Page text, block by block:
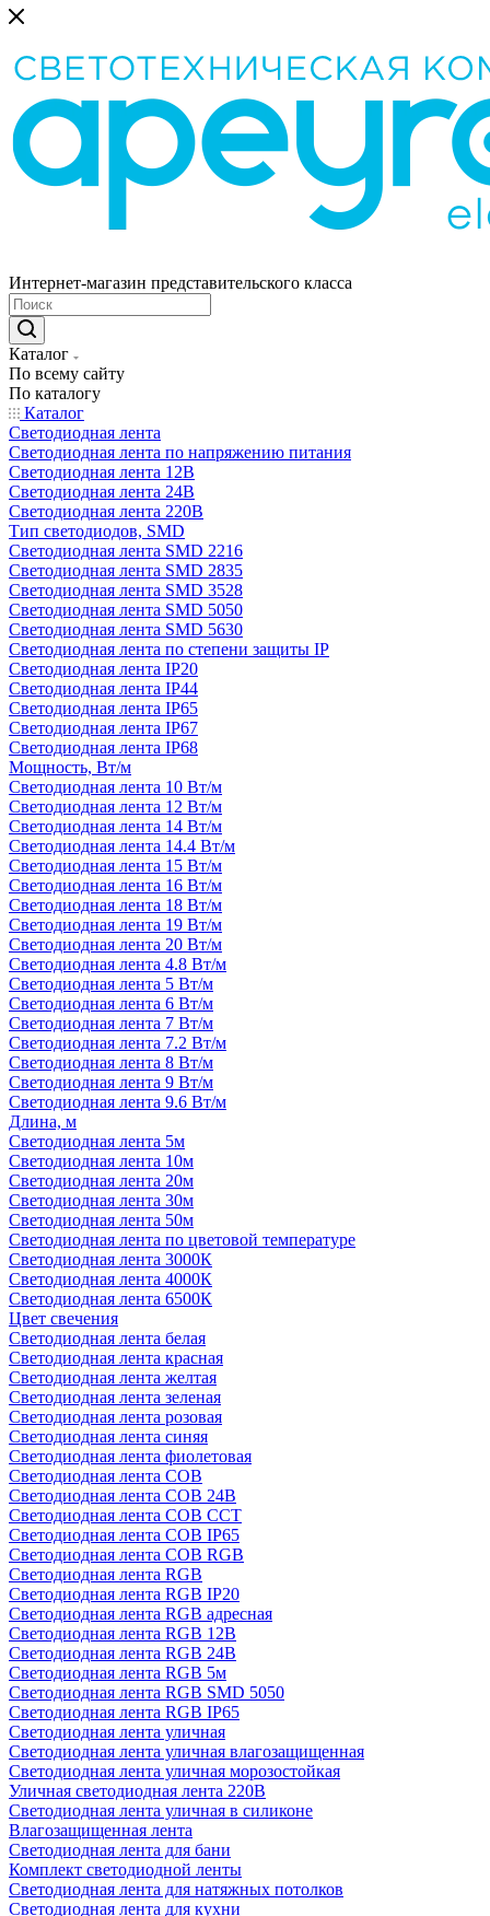
Интернет-магазин представительского класса
Каталог
По всему сайту
По каталогу
Каталог
Светодиодная лента
Светодиодная лента по напряжению питания
Светодиодная лента 12В
Светодиодная лента 24В
Светодиодная лента 220В
Тип светодиодов, SMD
Cветодиодная лента SMD 2216
Светодиодная лента SMD 2835
Светодиодная лента SMD 3528
Светодиодная лента SMD 5050
Светодиодная лента SMD 5630
Светодиодная лента по степени защиты IP
Светодиодная лента IP20
Светодиодная лента IP44
Светодиодная лента IP65
Светодиодная лента IP67
Светодиодная лента IP68
Мощность, Вт/м
Светодиодная лента 10 Вт/м
Светодиодная лента 12 Вт/м
Светодиодная лента 14 Вт/м
Светодиодная лента 14.4 Вт/м
Светодиодная лента 15 Вт/м
Светодиодная лента 16 Вт/м
Светодиодная лента 18 Вт/м
Светодиодная лента 19 Вт/м
Светодиодная лента 20 Вт/м
Светодиодная лента 4.8 Вт/м
Светодиодная лента 5 Вт/м
Светодиодная лента 6 Вт/м
Светодиодная лента 7 Вт/м
Светодиодная лента 7.2 Вт/м
Светодиодная лента 8 Вт/м
Светодиодная лента 9 Вт/м
Светодиодная лента 9.6 Вт/м
Длина, м
Светодиодная лента 5м
Светодиодная лента 10м
Светодиодная лента 20м
Светодиодная лента 30м
Светодиодная лента 50м
Светодиодная лента по цветовой температуре
Светодиодная лента 3000К
Светодиодная лента 4000К
Светодиодная лента 6500К
Цвет свечения
Светодиодная лента белая
Светодиодная лента красная
Светодиодная лента желтая
Светодиодная лента зеленая
Светодиодная лента розовая
Светодиодная лента синяя
Светодиодная лента фиолетовая
Светодиодная лента COB
Светодиодная лента COB 24В
Светодиодная лента COB CCT
Светодиодная лента COB IP65
Светодиодная лента COB RGB
Светодиодная лента RGB
Светодиодная лента RGB IP20
Светодиодная лента RGB адресная
Светодиодная лента RGB 12В
Светодиодная лента RGB 24В
Светодиодная лента RGB 5м
Светодиодная лента RGB SMD 5050
Светодиодная лента RGB IP65
Светодиодная лента уличная
Светодиодная лента уличная влагозащищенная
Светодиодная лента уличная морозостойкая
Уличная светодиодная лента 220В
Светодиодная лента уличная в силиконе
Влагозащищенная лента
Светодиодная лента для бани
Комплект светодиодной ленты
Светодиодная лента для натяжных потолков
Светодиодная лента для кухни